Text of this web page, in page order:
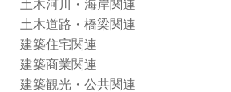
土木河川・海岸関連
土木道路・橋梁関連
建築住宅関連
建築商業関連
建築観光・公共関連